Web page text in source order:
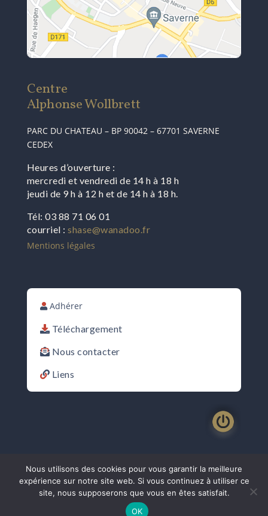
Centre
Alphonse Wollbrett
PARC DU CHATEAU – BP 90042 – 67701 SAVERNE
CEDEX
Heures d’ouverture :
mercredi et vendredi de 14 h à 18 h
jeudi de 9 h à 12 h et de 14 h à 18 h.
Tél: 03 88 71 06 01
courriel :shase@wanadoo.fr
Mentions légales
Adhérer
Téléchargement
Nous contacter
Liens
SHASE : 1907 - 2026© | Tous droits réservés | Design :
Nous utilisons des cookies pour vous garantir la meilleure
expérience sur notre site web. Si vous continuez à utiliser ce
site, nous supposerons que vous en êtes satisfait.
OK